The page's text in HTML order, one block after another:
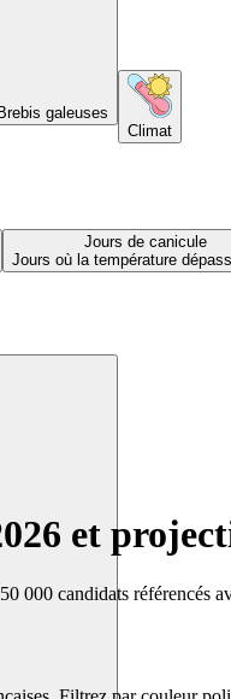
Brebis galeuses
Climat
Jours de canicule
Jours où la température
et
candidats référencés